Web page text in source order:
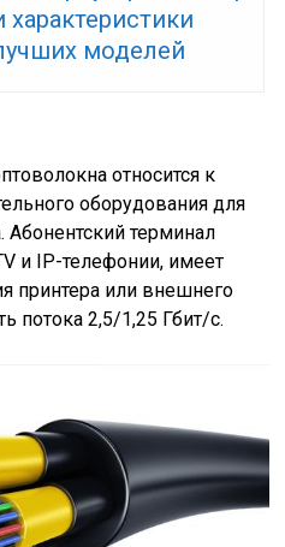
характеристики
моделей
относится к
оборудования для
терминал
и IP-телефонии, имеет
принтера или внешнего
потока 2,5/1,25 Гбит/с.